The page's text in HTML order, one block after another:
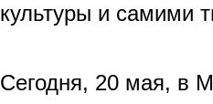
культуры и самими
Сегодня, 20 мая, в